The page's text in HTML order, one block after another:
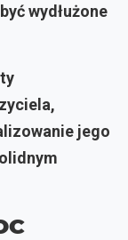
wydłużone
jego